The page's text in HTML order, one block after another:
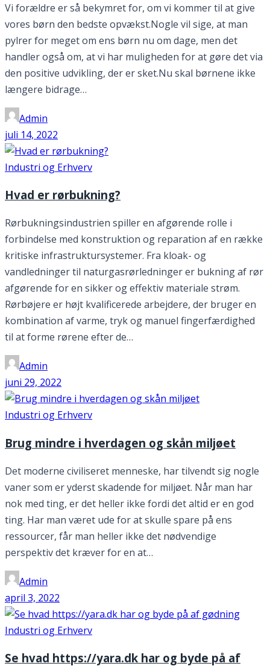
Vi forældre er så bekymret for, om vi kommer til at give
vores børn den bedste opvækst.Nogle vil sige, at man
pylrer for meget om ens børn nu om dage, men det
handler også om, at vi har muligheden for at gøre det via
den positive udvikling, der er sket.Nu skal børnene ikke
længere bidrage…
Admin
juli 14, 2022
Industri og Erhverv
Hvad er rørbukning?
Rørbukningsindustrien spiller en afgørende rolle i
forbindelse med konstruktion og reparation af en række
kritiske infrastruktursystemer. Fra kloak- og
vandledninger til naturgasrørledninger er bukning af rør
afgørende for en sikker og effektiv materiale strøm.
Rørbøjere er højt kvalificerede arbejdere, der bruger en
kombination af varme, tryk og manuel fingerfærdighed
til at forme rørene efter de…
Admin
juni 29, 2022
Industri og Erhverv
Brug mindre i hverdagen og skån miljøet
Det moderne civiliseret menneske, har tilvendt sig nogle
vaner som er yderst skadende for miljøet. Når man har
nok med ting, er det heller ikke fordi det altid er en god
ting. Har man været ude for at skulle spare på ens
ressourcer, får man heller ikke det nødvendige
perspektiv det kræver for en at…
Admin
april 3, 2022
Industri og Erhverv
Se hvad https://yara.dk har og byde på af